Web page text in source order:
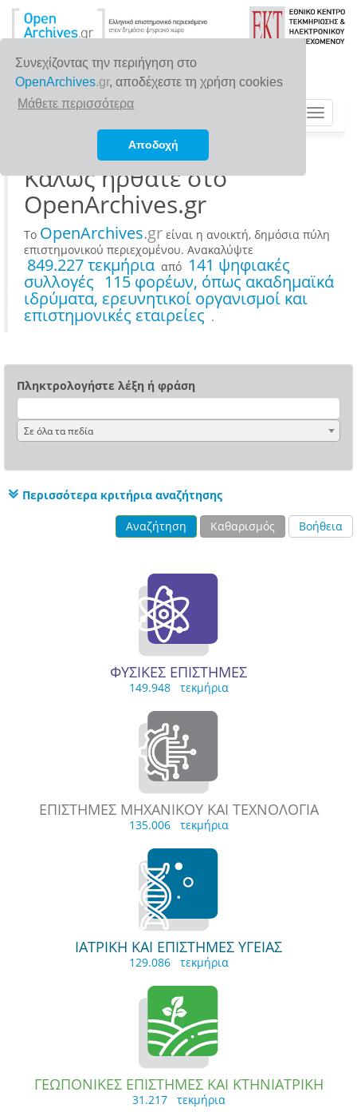
Συνεχίζοντας την περιήγηση στο
OpenArchives.gr, αποδέχεστε τη χρήση cookies
Μάθετε περισσότερα
Αποδοχή
Toggle
Καλώς ήρθατε στο
OpenArchives.gr
To OpenArchives.gr είναι η ανοικτή, δημόσια πύλη
επιστημονικού περιεχομένου. Ανακαλύψτε
849.227 τεκμήρια από 141 ψηφιακές
συλλογές 115 φορέων, όπως ακαδημαϊκά
ιδρύματα, ερευνητικοί οργανισμοί και
επιστημονικές εταιρείες .
Πληκτρολογήστε λέξη ή φράση
Σε όλα τα πεδία
Περισσότερα κριτήρια αναζήτησης
Αναζήτηση Καθαρισμός Βοήθεια
ΦΥΣΙΚΕΣ ΕΠΙΣΤΗΜΕΣ
149.948 τεκμήρια
ΕΠΙΣΤΗΜΕΣ ΜΗΧΑΝΙΚΟΥ ΚΑΙ ΤΕΧΝΟΛΟΓΙΑ
135.006 τεκμήρια
ΙΑΤΡΙΚΗ ΚΑΙ ΕΠΙΣΤΗΜΕΣ ΥΓΕΙΑΣ
129.086 τεκμήρια
ΓΕΩΠΟΝΙΚΕΣ ΕΠΙΣΤΗΜΕΣ ΚΑΙ ΚΤΗΝΙΑΤΡΙΚΗ
31.217 τεκμήρια